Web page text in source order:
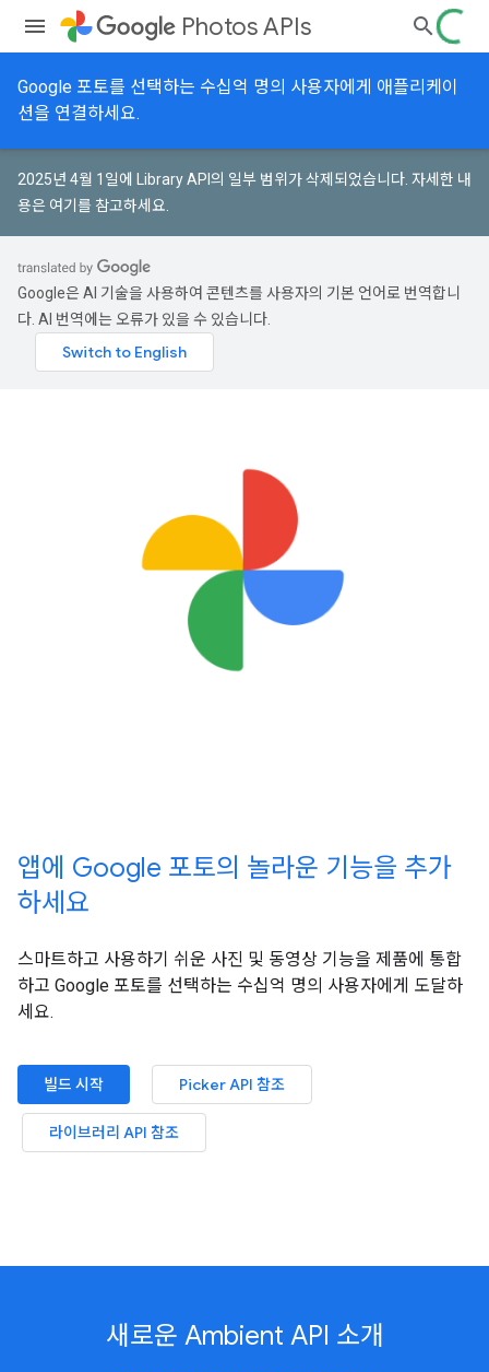
Photos APIs
Google 포토를 선택하는 수십억 명의 사용자에게 애플리케이
션을 연결하세요.
2025년 4월 1일에 Library API의 일부 범위가 삭제되었습니다. 자세한 내
용은 여기를 참고하세요
Google은 AI 기술을 사용하여 콘텐츠를 사용자의 기본 언어로 번역합니
다. AI 번역에는 오류가 있을 수 있습니다.
앱에 Google 포토의 놀라운 기능을 추가
하세요
스마트하고 사용하기 쉬운 사진 및 동영상 기능을 제품에 통합
하고 Google 포토를 선택하는 수십억 명의 사용자에게 도달하
세요.
빌드 시작 Picker API 참조
라이브러리 API 참조
새로운 Ambient API 소개